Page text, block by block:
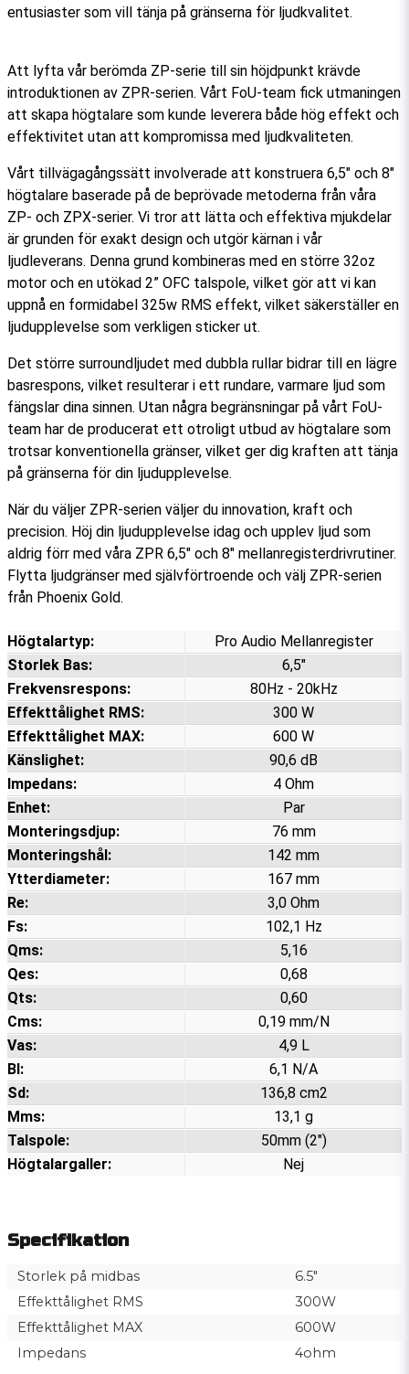
entusiaster som vill tänja på gränserna för ljudkvalitet.
Att lyfta vår berömda ZP-serie till sin höjdpunkt krävde
introduktionen av ZPR-serien. Vårt FoU-team fick utmaningen
att skapa högtalare som kunde leverera både hög effekt och
effektivitet utan att kompromissa med ljudkvaliteten.
Vårt tillvägagångssätt involverade att konstruera 6,5" och 8"
högtalare baserade på de beprövade metoderna från våra
ZP- och ZPX-serier. Vi tror att lätta och effektiva mjukdelar
är grunden för exakt design och utgör kärnan i vår
ljudleverans. Denna grund kombineras med en större 32oz
motor och en utökad 2” OFC talspole, vilket gör att vi kan
uppnå en formidabel 325w RMS effekt, vilket säkerställer en
ljudupplevelse som verkligen sticker ut.
Det större surroundljudet med dubbla rullar bidrar till en lägre
basrespons, vilket resulterar i ett rundare, varmare ljud som
fängslar dina sinnen. Utan några begränsningar på vårt FoU-
team har de producerat ett otroligt utbud av högtalare som
trotsar konventionella gränser, vilket ger dig kraften att tänja
på gränserna för din ljudupplevelse.
När du väljer ZPR-serien väljer du innovation, kraft och
precision. Höj din ljudupplevelse idag och upplev ljud som
aldrig förr med våra ZPR 6,5" och 8" mellanregisterdrivrutiner.
Flytta ljudgränser med självförtroende och välj ZPR-serien
från Phoenix Gold.
Högtalartyp:
Pro Audio Mellanregister
Storlek Bas:
6,5"
Frekvensrespons:
80Hz - 20kHz
Effekttålighet RMS:
300 W
Effekttålighet MAX:
600 W
Känslighet:
90,6 dB
Impedans:
4 Ohm
Enhet:
Par
Monteringsdjup:
76 mm
Monteringshål:
142 mm
Ytterdiameter:
167 mm
Re:
3,0 Ohm
Fs:
102,1 Hz
Qms:
5,16
Qes:
0,68
Qts:
0,60
Cms:
0,19 mm/N
Vas:
4,9 L
Bl:
6,1 N/A
Sd:
136,8 cm2
Mms:
13,1 g
Talspole:
50mm (2")
Högtalargaller:
Nej
Specifikation
Storlek på midbas
6.5"
Effekttålighet RMS
300W
Effekttålighet MAX
600W
Impedans
4ohm